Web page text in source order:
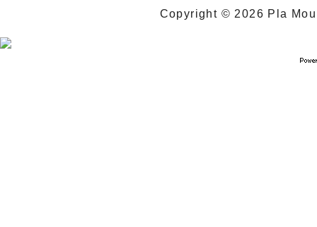
Copyright © 2026 Pla